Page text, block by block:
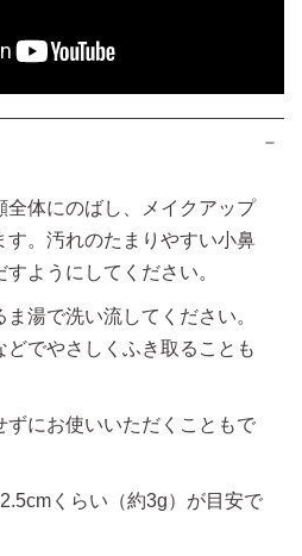
全体にのばし、メイクアップ
す。汚れのたまりやすい小鼻
ようにしてください。
湯で洗い流してください。
どでやさしくふき取ることも
ずにお使いいただくこともで
くらい（約3g）が目安で